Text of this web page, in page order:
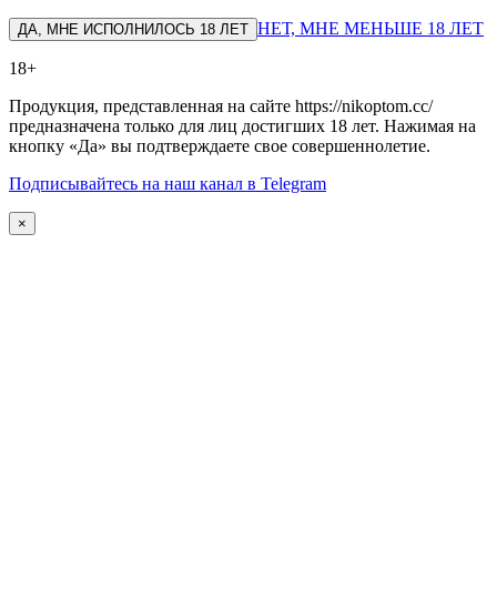
ДА, МНЕ ИСПОЛНИЛОСЬ 18 ЛЕТ НЕТ, МНЕ МЕНЬШЕ 18 ЛЕТ
18+
Продукция, представленная на сайте https://nikoptom.cc/
предназначена только для лиц достигших 18 лет. Нажимая на
кнопку «Да» вы подтверждаете свое совершеннолетие.
Подписывайтесь на наш канал в Telegram
×